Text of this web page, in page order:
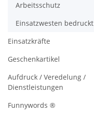
Arbeitsschutz
Einsatzwesten bedruckt
Einsatzkräfte
Geschenkartikel
Aufdruck / Veredelung /
Dienstleistungen
Funnywords ®